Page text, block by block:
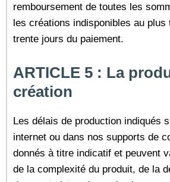
remboursement de toutes les
les créations indisponibles au plus
trente jours du paiement.
ARTICLE 5 : La
création
Les délais de production indiqués
internet ou dans nos supports de
donnés à titre indicatif et peuvent
de la complexité du produit, de la